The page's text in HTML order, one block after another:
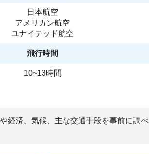
日本航空
アメリカン航空
ユナイテッド航空
飛行時間
10~13時間
経済、気候、主な交通手段を事前に調べ